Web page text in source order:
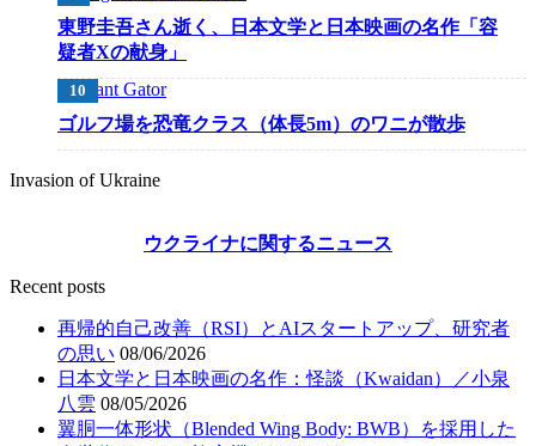
東野圭吾さん逝く、日本文学と日本映画の名作「容
疑者Xの献身」
ゴルフ場を恐竜クラス（体長5m）のワニが散歩
Invasion of Ukraine
ウクライナに関するニュース
Recent posts
再帰的自己改善（RSI）とAIスタートアップ、研究者
の思い 08/06/2026
日本文学と日本映画の名作：怪談（Kwaidan）／小泉
八雲 08/05/2026
翼胴一体形状（Blended Wing Body: BWB）を採用した